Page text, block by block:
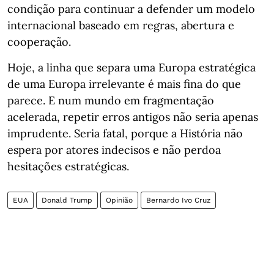
condição para continuar a defender um modelo
internacional baseado em regras, abertura e
cooperação.
Hoje, a linha que separa uma Europa estratégica
de uma Europa irrelevante é mais fina do que
parece. E num mundo em fragmentação
acelerada, repetir erros antigos não seria apenas
imprudente. Seria fatal, porque a História não
espera por atores indecisos e não perdoa
hesitações estratégicas.
EUA Donald Trump Opinião Bernardo Ivo Cruz